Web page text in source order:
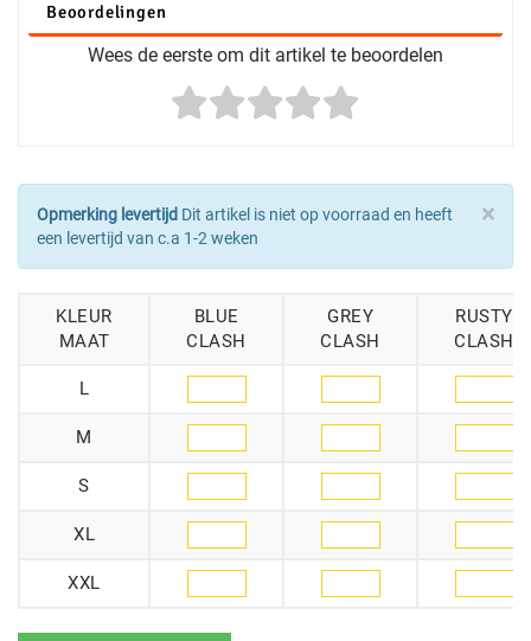
Beoordelingen
Wees de eerste om dit artikel te beoordelen
×
Opmerking levertijd Dit artikel is niet op voorraad en heeft
een levertijd van c.a 1-2 weken
KLEUR
MAAT
BLUE
CLASH
GREY
CLASH
RUSTY
CLASH
L
M
S
XL
XXL